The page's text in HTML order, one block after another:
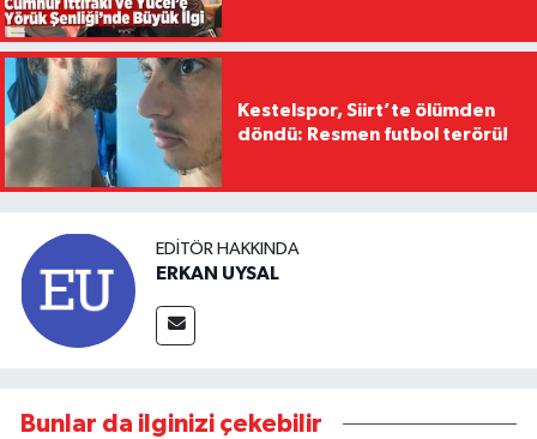
Kestelspor, Siirt’te ölümden
döndü: Resmen futbol terörü!
EDITÖR HAKKINDA
ERKAN UYSAL
Bunlar da ilginizi çekebilir